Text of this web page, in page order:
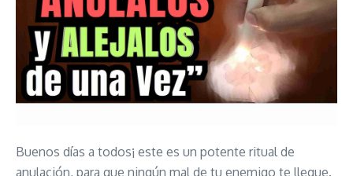
Buenos días a todos¡ este es un potente ritual de
anulación, para que ningún mal de tu enemigo te llegue.